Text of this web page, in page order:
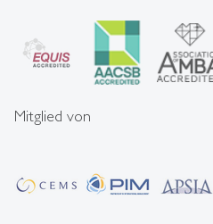
Mitglied von